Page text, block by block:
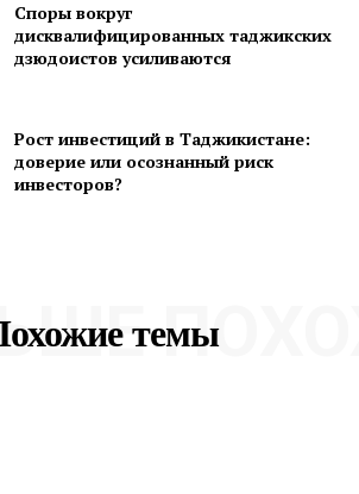
Споры вокруг
дисквалифицированных таджикских
дзюдоистов усиливаются
Рост инвестиций в Таджикистане:
доверие или осознанный риск
инвесторов?
темы